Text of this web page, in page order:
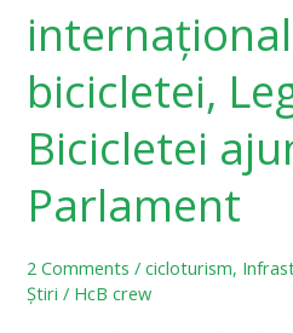
bicicletei,
Bicicletei
Parlament
2 Comments /cicloturism,
Știri / HcB crew
ajunge
Parlament